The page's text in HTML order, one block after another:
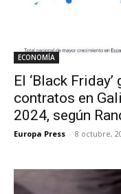
ECONOMÍA
El ‘Black
contratos en
2024, según
Europa Press - 8 octubre,